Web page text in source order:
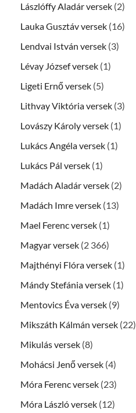
Lászlóffy Aladár versek (2)
Lauka Gusztáv versek (16)
Lendvai István versek (3)
Lévay József versek (1)
Ligeti Ernő versek (5)
Lithvay Viktória versek (3)
Lovászy Károly versek (1)
Lukács Angéla versek (1)
Lukács Pál versek (1)
Madách Aladár versek (2)
Madách Imre versek (13)
Mael Ferenc versek (1)
Magyar versek (2 366)
Majthényi Flóra versek (1)
Mándy Stefánia versek (1)
Mentovics Éva versek (9)
Mikszáth Kálmán versek (22)
Mikulás versek (8)
Mohácsi Jenő versek (4)
Móra Ferenc versek (23)
Móra László versek (12)